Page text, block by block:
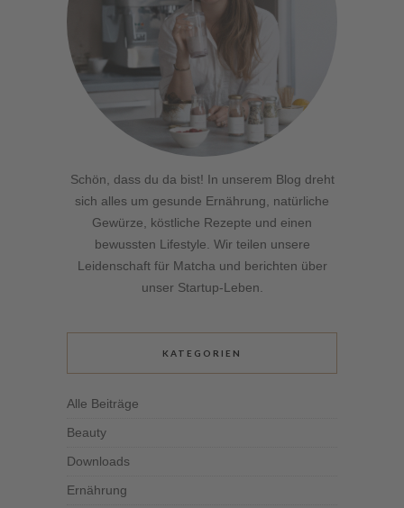
Schön, dass du da bist! In unserem Blog dreht
sich alles um gesunde Ernährung, natürliche
Gewürze, köstliche Rezepte und einen
bewussten Lifestyle. Wir teilen unsere
Leidenschaft für Matcha und berichten über
unser Startup-Leben.
KATEGORIEN
Alle Beiträge
Beauty
Downloads
Ernährung